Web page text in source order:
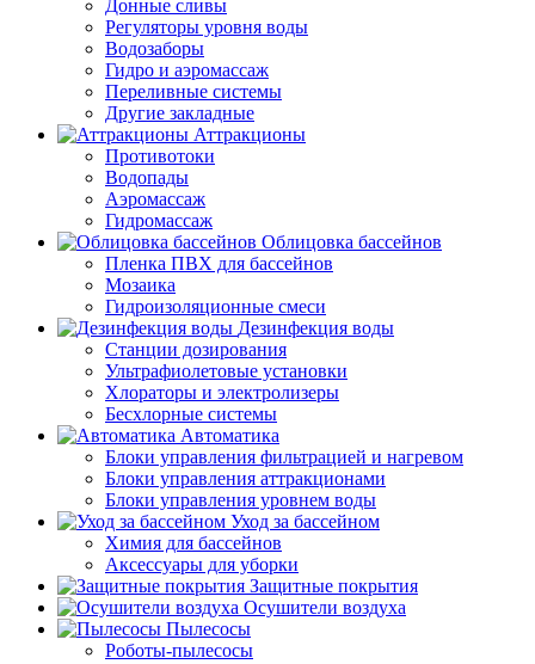
Донные сливы
Регуляторы уровня воды
Водозаборы
Гидро и аэромассаж
Переливные системы
Другие закладные
Аттракционы
Противотоки
Водопады
Аэромассаж
Гидромассаж
Облицовка бассейнов
Пленка ПВХ для бассейнов
Мозаика
Гидроизоляционные смеси
Дезинфекция воды
Станции дозирования
Ультрафиолетовые установки
Хлораторы и электролизеры
Бесхлорные системы
Автоматика
Блоки управления фильтрацией и нагревом
Блоки управления аттракционами
Блоки управления уровнем воды
Уход за бассейном
Химия для бассейнов
Аксессуары для уборки
Защитные покрытия
Осушители воздуха
Пылесосы
Роботы-пылесосы